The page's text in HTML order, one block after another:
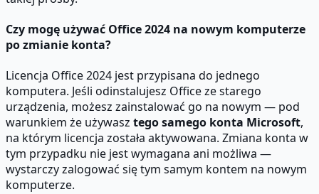
Czy mogę używać Office 2024 na nowym komputerze
po zmianie konta?
Licencja Office 2024 jest przypisana do jednego
komputera. Jeśli odinstalujesz Office ze starego
urządzenia, możesz zainstalować go na nowym — pod
warunkiem że używasz tego samego konta Microsoft,
na którym licencja została aktywowana. Zmiana konta w
tym przypadku nie jest wymagana ani możliwa —
wystarczy zalogować się tym samym kontem na nowym
komputerze.